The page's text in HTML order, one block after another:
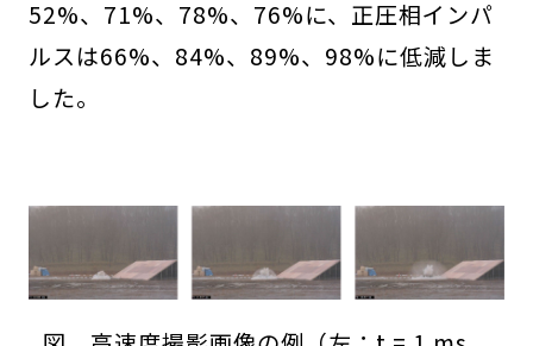
52%、71%、78%、76%に、正圧相インパ
ルスは66%、84%、89%、98%に低減しま
した。